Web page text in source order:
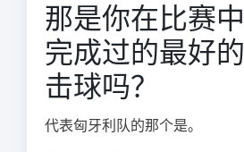
那是你在比赛中
完成过的最好的
击球吗？
代表匈牙利队的那个是。